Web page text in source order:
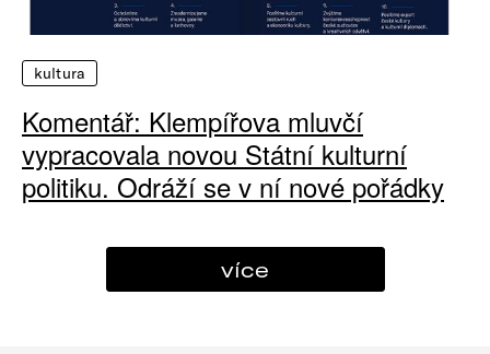
kultura
Komentář: Klempířova mluvčí
vypracovala novou Státní kulturní
politiku. Odráží se v ní nové pořádky
více